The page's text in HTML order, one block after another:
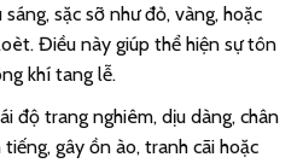
sặc sỡ như đỏ, vàng, hoặc
Điều này giúp thể hiện sự tôn
khí tang lễ.
độ trang nghiêm, dịu dàng, chân
gây ồn ào, tranh cãi hoặc